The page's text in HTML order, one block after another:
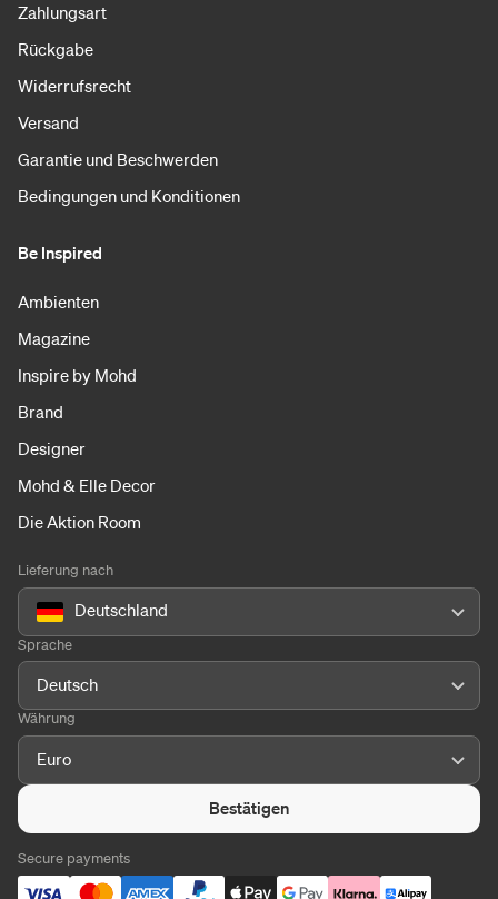
Zahlungsart
Rückgabe
Widerrufsrecht
Versand
Garantie und Beschwerden
Bedingungen und Konditionen
Be Inspired
Ambienten
Magazine
Inspire by Mohd
Brand
Designer
Mohd & Elle Decor
Die Aktion Room
Lieferung nach
Deutschland
Sprache
Deutsch
Währung
Euro
Bestätigen
Secure payments